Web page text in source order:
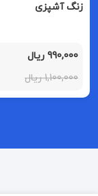
زنگ آشپزی
990,000 ریال
1,100,000 ریال